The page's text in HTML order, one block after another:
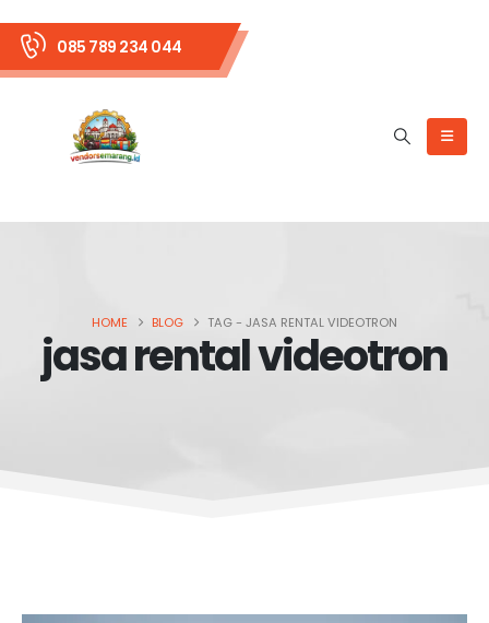
085 789 234 044
HOME BLOG TAG - JASA RENTAL VIDEOTRON
jasa rental videotron